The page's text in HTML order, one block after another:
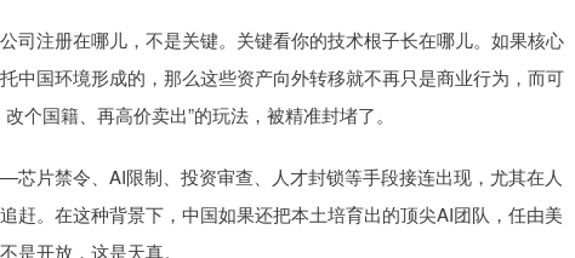
司注册在哪儿，不是关键。关键看你的技术根子长在哪儿。如果核心
中国环境形成的，那么这些资产向外转移就不再只是商业行为，而可
个国籍、再高价卖出”的玩法，被精准封堵了。
片禁令、AI限制、投资审查、人才封锁等手段接连出现，尤其在人
赶。在这种背景下，中国如果还把本土培育出的顶尖AI团队，任由美
是开放，这是天真。